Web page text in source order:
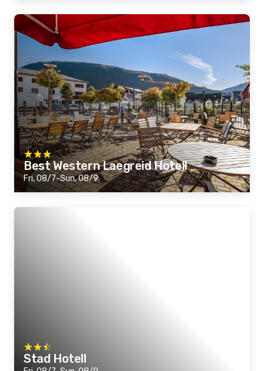
Best Western Laegreid Hotell
Fri, 08/7-Sun, 08/9
Stad Hotell